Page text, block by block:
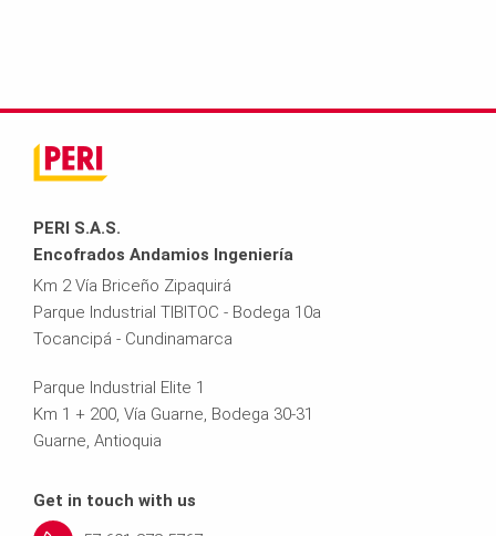
PERI S.A.S.
Encofrados Andamios Ingeniería
Km 2 Vía Briceño Zipaquirá
Parque Industrial TIBITOC - Bodega 10a
Tocancipá - Cundinamarca
Parque Industrial Elite 1
Km 1 + 200, Vía Guarne, Bodega 30-31
Guarne, Antioquia
Get in touch with us